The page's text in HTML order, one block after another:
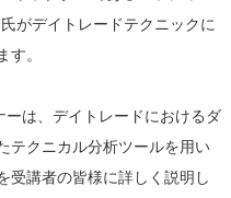
がデイトレードテクニックに
す。
は、デイトレードにおけるダ
テクニカル分析ツールを用い
受講者の皆様に詳しく説明し